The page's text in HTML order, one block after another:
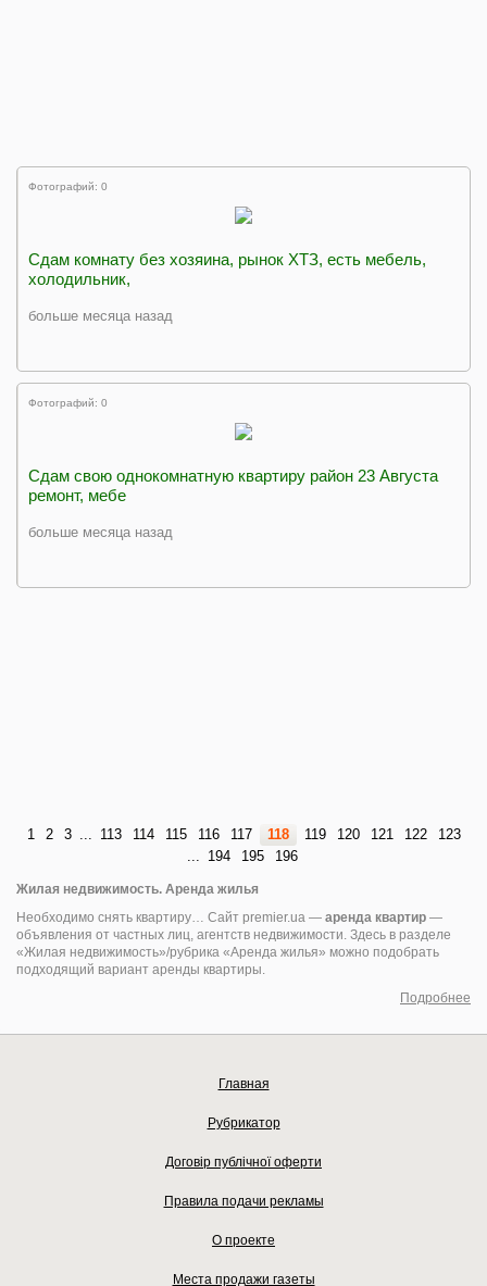
Фотографий: 0
Сдам комнату без хозяина, рынок ХТЗ, есть мебель,
холодильник,
больше месяца назад
Фотографий: 0
Сдам свою однокомнатную квартиру район 23 Августа
ремонт, мебе
больше месяца назад
1 2 3 ... 113 114 115 116 117 118 119 120 121 122
123
... 194 195 196
Жилая недвижимость. Аренда жилья
Необходимо снять квартиру… Сайт premier.ua — аренда квартир —
объявления от частных лиц, агентств недвижимости. Здесь в разделе
«Жилая недвижимость»/рубрика «Аренда жилья» можно подобрать
подходящий вариант аренды квартиры.
Подробнее
Главная
Рубрикатор
Договір публічної оферти
Правила подачи рекламы
О проекте
Места продажи газеты